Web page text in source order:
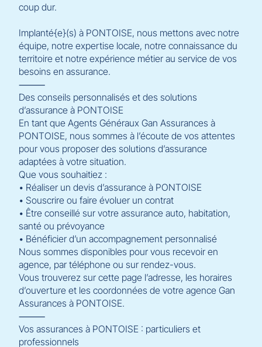
coup dur.
Implanté{e}(s) à PONTOISE, nous mettons avec notre
équipe, notre expertise locale, notre connaissance du
territoire et notre expérience métier au service de vos
besoins en assurance.
⸻
Des conseils personnalisés et des solutions
d’assurance à PONTOISE
En tant que Agents Généraux Gan Assurances à
PONTOISE, nous sommes à l’écoute de vos attentes
pour vous proposer des solutions d’assurance
adaptées à votre situation.
Que vous souhaitiez :
• Réaliser un devis d’assurance à PONTOISE
• Souscrire ou faire évoluer un contrat
• Être conseillé sur votre assurance auto, habitation,
santé ou prévoyance
• Bénéficier d’un accompagnement personnalisé
Nous sommes disponibles pour vous recevoir en
agence, par téléphone ou sur rendez-vous.
Vous trouverez sur cette page l’adresse, les horaires
d’ouverture et les coordonnées de votre agence Gan
Assurances à PONTOISE.
⸻
Vos assurances à PONTOISE : particuliers et
professionnels